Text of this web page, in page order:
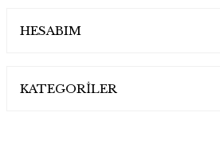
HESABIM
KATEGORİLER